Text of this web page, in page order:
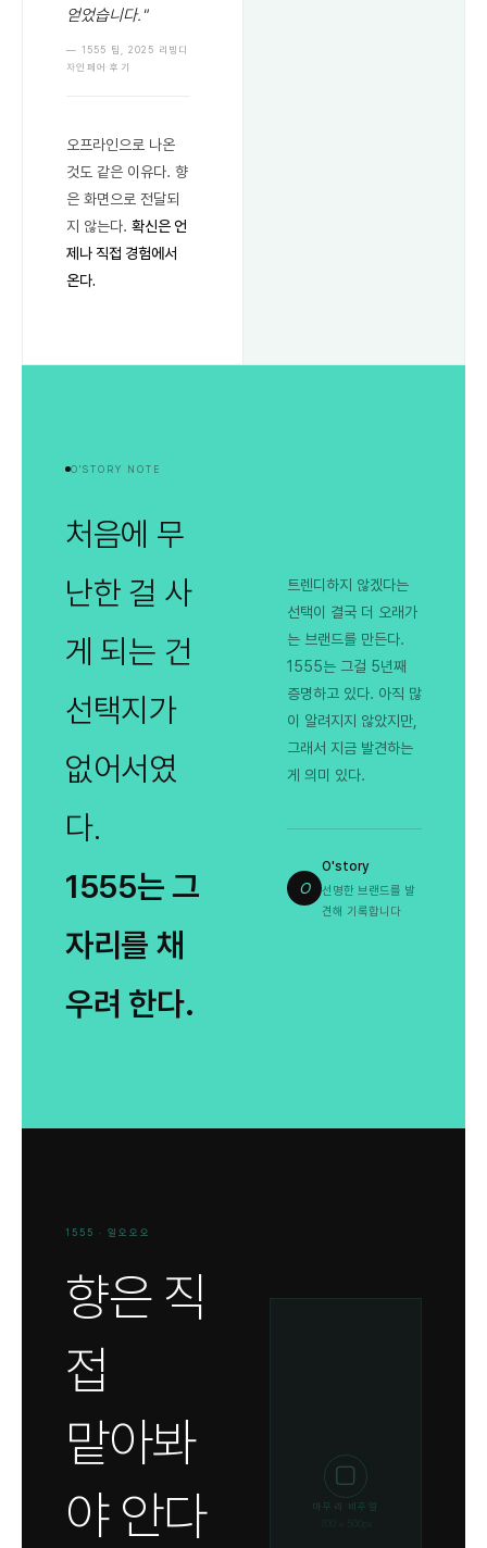
얻었습니다."
— 1555 팀, 2025 리빙디
자인페어 후기
오프라인으로 나온
것도 같은 이유다. 향
은 화면으로 전달되
지 않는다. 확신은 언
제나 직접 경험에서
온다.
O'STORY NOTE
처음에 무
난한 걸 사
게 되는 건
선택지가
없어서였
다.
1555는 그
자리를 채
우려 한다.
트렌디하지 않겠다는
선택이 결국 더 오래가
는 브랜드를 만든다.
1555는 그걸 5년째
증명하고 있다. 아직 많
이 알려지지 않았지만,
그래서 지금 발견하는
게 의미 있다.
O
O'story
선명한 브랜드를 발
견해 기록합니다
1555 · 일오오오
향은 직
접
맡아봐
야 안다
⬜
마무리 비주얼